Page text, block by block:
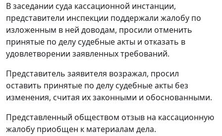
В заседании суда кассационной инстанции,
представители инспекции поддержали жалобу по
изложенным в ней доводам, просили отменить
принятые по делу судебные акты и отказать в
удовлетворении заявленных требований.
Представитель заявителя возражал, просил
оставить принятые по делу судебные акты без
изменения, считая их законными и обоснованными.
Представленный обществом отзыв на кассационную
жалобу приобщен к материалам дела.